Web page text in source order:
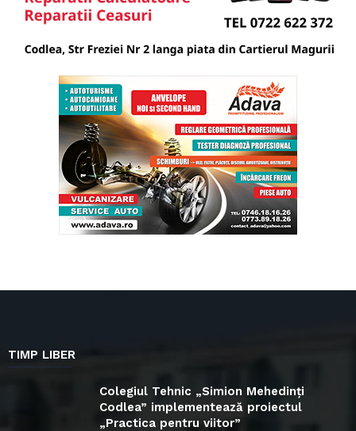
TIMP LIBER
Colegiul Tehnic „Simion Mehedinți
Codlea” implementează proiectul
„Practica pentru viitor”